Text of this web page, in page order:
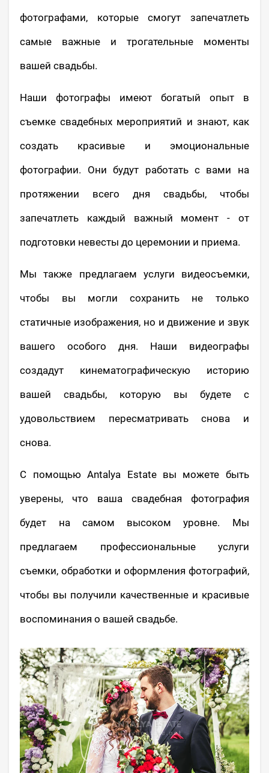
фотографами, которые смогут запечатлеть
самые важные и трогательные моменты
вашей свадьбы.
Наши фотографы имеют богатый опыт в
съемке свадебных мероприятий и знают, как
создать красивые и эмоциональные
фотографии. Они будут работать с вами на
протяжении всего дня свадьбы, чтобы
запечатлеть каждый важный момент - от
подготовки невесты до церемонии и приема.
Мы также предлагаем услуги видеосъемки,
чтобы вы могли сохранить не только
статичные изображения, но и движение и звук
вашего особого дня. Наши видеографы
создадут кинематографическую историю
вашей свадьбы, которую вы будете с
удовольствием пересматривать снова и
снова.
С помощью Antalya Estate вы можете быть
уверены, что ваша свадебная фотография
будет на самом высоком уровне. Мы
предлагаем профессиональные услуги
съемки, обработки и оформления фотографий,
чтобы вы получили качественные и красивые
воспоминания о вашей свадьбе.